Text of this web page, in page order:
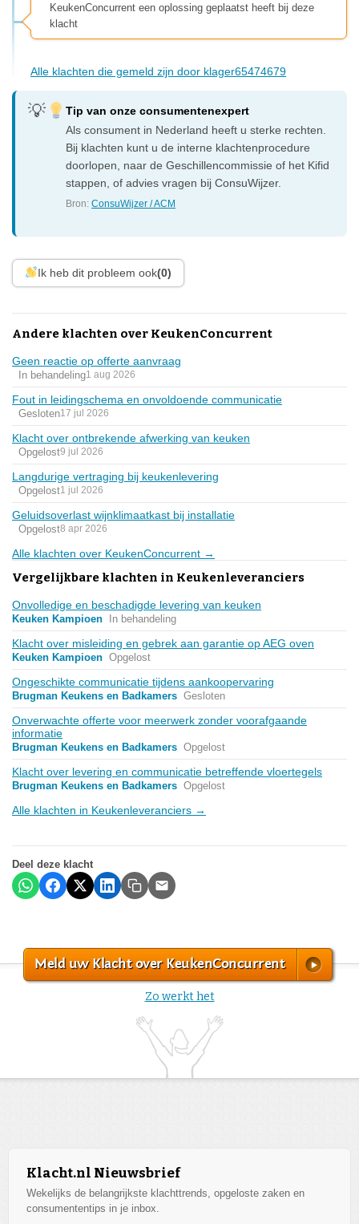
KeukenConcurrent een oplossing geplaatst heeft bij deze
klacht
Alle klachten die gemeld zijn door klager65474679
Tip van onze consumentenexpert
Als consument in Nederland heeft u sterke rechten.
Bij klachten kunt u de interne klachtenprocedure
doorlopen, naar de Geschillencommissie of het Kifid
stappen, of advies vragen bij ConsuWijzer.
Bron:ConsuWijzer / ACM
Ik heb dit probleem ook(0)
Andere klachten over KeukenConcurrent
Geen reactie op offerte aanvraag
In behandeling1 aug 2026
Fout in leidingschema en onvoldoende communicatie
Gesloten17 jul 2026
Klacht over ontbrekende afwerking van keuken
Opgelost9 jul 2026
Langdurige vertraging bij keukenlevering
Opgelost1 jul 2026
Geluidsoverlast wijnklimaatkast bij installatie
Opgelost8 apr 2026
Alle klachten over KeukenConcurrent →
Vergelijkbare klachten in Keukenleveranciers
Onvolledige en beschadigde levering van keuken
Keuken Kampioen In behandeling
Klacht over misleiding en gebrek aan garantie op AEG oven
Keuken Kampioen Opgelost
Ongeschikte communicatie tijdens aankoopervaring
Brugman Keukens en Badkamers Gesloten
Onverwachte offerte voor meerwerk zonder voorafgaande
informatie
Brugman Keukens en Badkamers Opgelost
Klacht over levering en communicatie betreffende vloertegels
Brugman Keukens en Badkamers Opgelost
Alle klachten in Keukenleveranciers →
Deel deze klacht
Meld uw Klacht over KeukenConcurrent
Zo werkt het
Klacht.nl Nieuwsbrief
Wekelijks de belangrijkste klachttrends, opgeloste zaken en
consumententips in je inbox.